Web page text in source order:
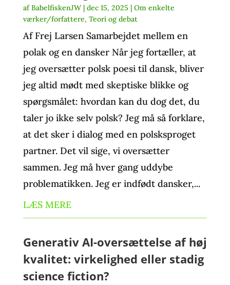
afBabelfiskenJW| dec 15, 2025 | Om enkelte
værker/forfattere, Teori og debat
Af Frej Larsen Samarbejdet mellem en
polak og en dansker Når jeg fortæller, at
jeg oversætter polsk poesi til dansk, bliver
jeg altid mødt med skeptiske blikke og
spørgsmålet: hvordan kan du dog det, du
taler jo ikke selv polsk? Jeg må så forklare,
at det sker i dialog med en polsksproget
partner. Det vil sige, vi oversætter
sammen. Jeg må hver gang uddybe
problematikken. Jeg er indfødt dansker,...
LÆS MERE
Generativ AI-oversættelse af høj
kvalitet: virkelighed eller stadig
science fiction?